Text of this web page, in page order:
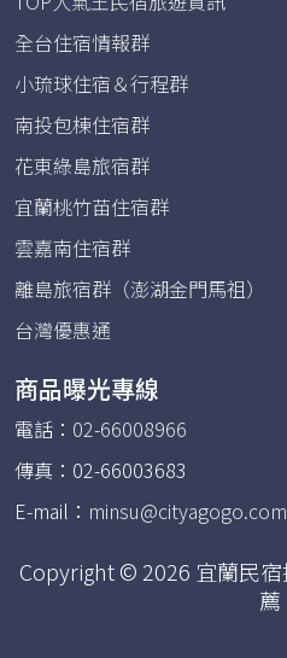
全台住宿情報群
小琉球住宿＆行程群
南投包棟住宿群
花東綠島旅宿群
宜蘭桃竹苗住宿群
雲嘉南住宿群
離島旅宿群（澎湖金門馬祖）
台灣優惠通
商品曝光專線
電話： 02-66008966
傳真：02-66003683
E-mail：
Copyright © 2026 宜蘭民
薦